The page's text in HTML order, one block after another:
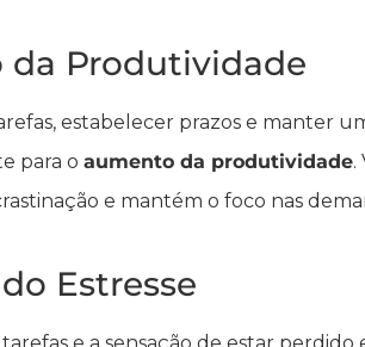
Produtividade
estabelecer prazos e manter
para o aumento da produtividade.
e mantém o foco nas
Estresse